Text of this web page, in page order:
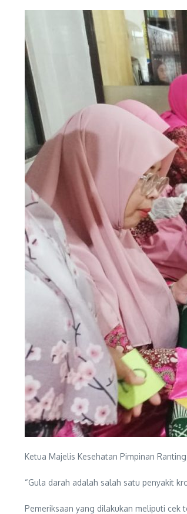
Ketua Majelis Kesehatan Pimpinan
“Gula darah adalah salah satu penyakit
Pemeriksaan yang dilakukan meliputi cek